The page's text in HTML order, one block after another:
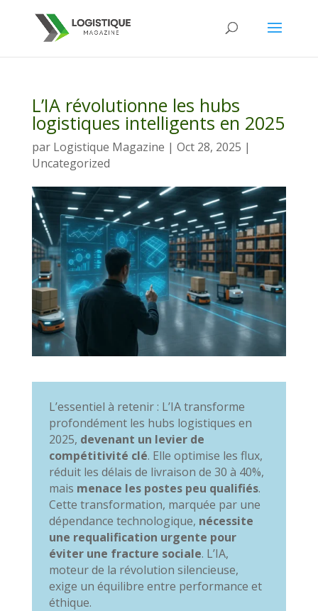
L’IA révolutionne les hubs
logistiques intelligents en 2025
par Logistique Magazine | Oct 28, 2025 |
Uncategorized
L’essentiel à retenir : L’IA transforme
profondément les hubs logistiques en
2025, devenant un levier de
compétitivité clé. Elle optimise les flux,
réduit les délais de livraison de 30 à 40%,
mais menace les postes peu qualifiés.
Cette transformation, marquée par une
dépendance technologique, nécessite
une requalification urgente pour
éviter une fracture sociale. L’IA,
moteur de la révolution silencieuse,
exige un équilibre entre performance et
éthique.